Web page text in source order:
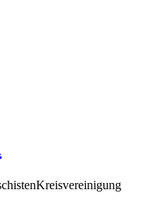
Kreisvereinigung